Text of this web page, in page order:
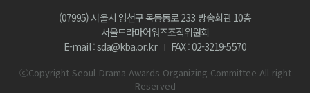
(07995) 서울시 양천구 목동동로 233 방송회관 10층
서울드라마어워즈조직위원회
E-mail : sda@kba.or.kr
FAX : 02-3219-5570
ⓒCopyright Seoul Drama Awards Organizing Committee All right
Reserved